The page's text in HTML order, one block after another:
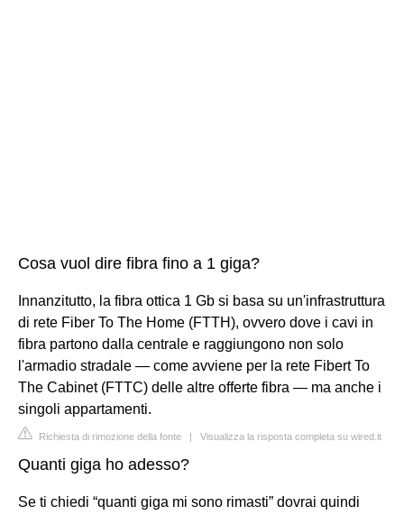
Cosa vuol dire fibra fino a 1 giga?
Innanzitutto, la fibra ottica 1 Gb si basa su un'infrastruttura
di rete Fiber To The Home (FTTH), ovvero dove i cavi in
fibra partono dalla centrale e raggiungono non solo
l'armadio stradale — come avviene per la rete Fibert To
The Cabinet (FTTC) delle altre offerte fibra — ma anche i
singoli appartamenti.
Richiesta di rimozione della fonte | Visualizza la risposta completa su wired.it
Quanti giga ho adesso?
Se ti chiedi “quanti giga mi sono rimasti” dovrai quindi